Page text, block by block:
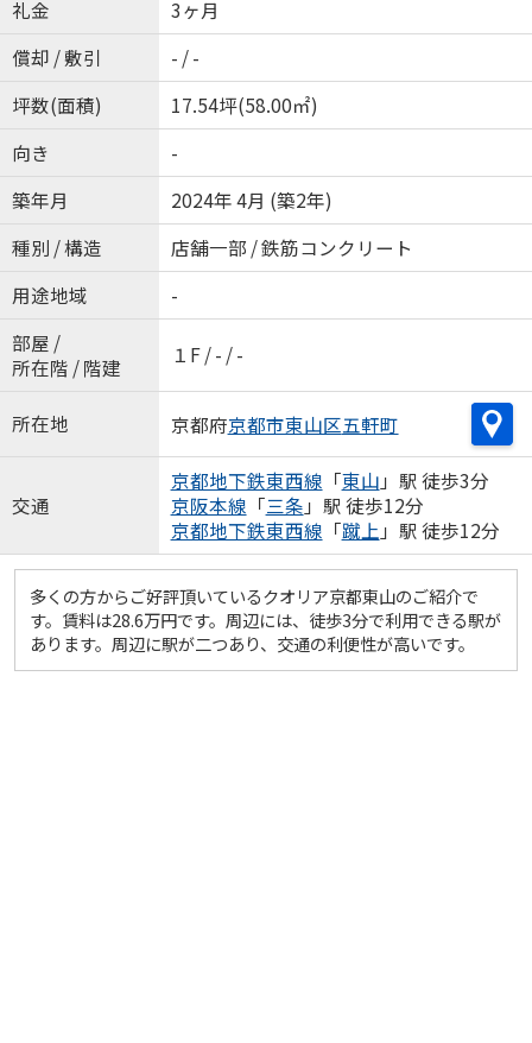
礼金
3ヶ月
償却 / 敷引
- / -
坪数(面積)
17.54坪(58.00㎡)
向き
-
築年月
2024年 4月 (築2年)
種別 / 構造
店舗一部 / 鉄筋コンクリート
用途地域
-
部屋 /
所在階 / 階建
１F / - / -
所在地 京都府京都市東山区五軒町
交通
京都地下鉄東西線 「東山 」駅 徒歩3分
京阪本線 「三条 」駅 徒歩12分
京都地下鉄東西線 「蹴上 」駅 徒歩12分
多くの方からご好評頂いているクオリア京都東山のご紹介で
す。賃料は28.6万円です。周辺には、徒歩3分で利用できる駅が
あります。周辺に駅が二つあり、交通の利便性が高いです。